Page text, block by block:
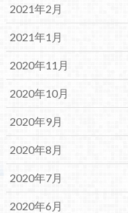
2021年2月
2021年1月
2020年11月
2020年10月
2020年9月
2020年8月
2020年7月
2020年6月